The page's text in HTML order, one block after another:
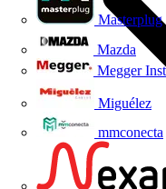
Masterplug
Mazda
Megger
Miguélez
mmconecta